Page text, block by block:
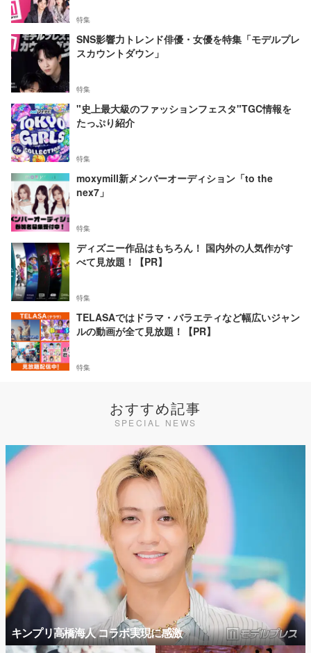
特集
SNS影響力トレンド俳優・女優を特集「モデルプレ
スカウントダウン」
特集
"史上最大級のファッションフェスタ"TGC情報を
たっぷり紹介
特集
moxymill新メンバーオーディション「to the
nex7」
特集
ディズニー作品はもちろん！ 国内外の人気作がす
べて見放題！【PR】
特集
TELASAではドラマ・バラエティなど幅広いジャン
ルの動画が全て見放題！【PR】
特集
おすすめ記事
SPECIAL NEWS
キンプリ高橋海人 コラボ実現に感激